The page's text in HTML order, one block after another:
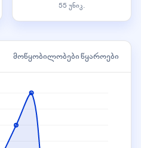
55 უნიკ.
მოწყობილობებიწყაროები